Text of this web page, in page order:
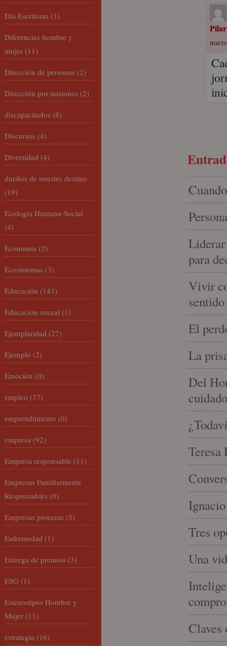
para
Vivir
El
La
Del
cuidado
Teresa
Tres
Una
Claves
Día Escritoras (1)
Diferencias hombre y
mujer (11)
Dirección de personas (2)
Dirección por misiones (2)
discapacitados (8)
Discursos (4)
Diversidad (4)
dueños de nuestro destino
(19)
Ecología Humana-Social
(4)
Economía (2)
Ecosistemas (3)
Educación (143)
Educación sexual (1)
Ejemplaridad (27)
Ejemplo (2)
Emoción (0)
empleo (37)
emprendimiento (0)
empresa (92)
Empresa responsable (11)
Empresas Familiarmente
Responsables (0)
Empresas pioneras (5)
Enfermedad (1)
Entrega de premios (3)
ESG (1)
Estereotipos Hombre y
Mujer (11)
estrategia (16)